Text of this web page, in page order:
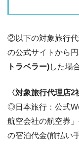
②以下の対象旅行
の公式サイトから
トラベラー)した場
〈対象旅行代理店2
◎日本旅行：公式
航空会社の航空券
の宿泊代金(前払い